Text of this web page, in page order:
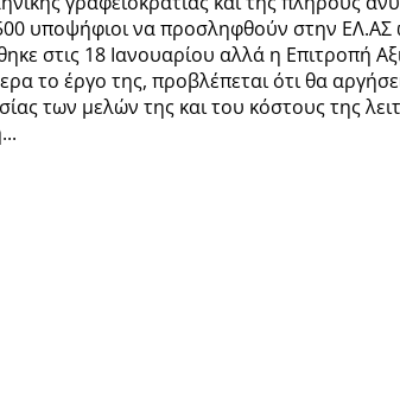
υποψήφιοι να προσληφθούν στην ΕΛ.ΑΣ
στις 18 Ιανουαρίου αλλά η Επιτροπή
το έργο της, προβλέπεται ότι θα
των μελών της και του κόστους της